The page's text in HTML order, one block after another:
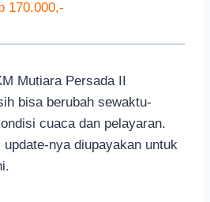
170.000,-
Mutiara Persada II
bisa berubah sewaktu-
cuaca dan pelayaran.
nya diupayakan untuk